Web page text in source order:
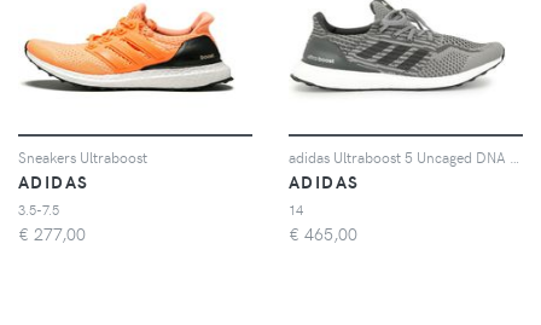
Sneakers Ultraboost
ADIDAS
3.5-7.5
€ 277,00
ADIDAS
14
€ 465,00